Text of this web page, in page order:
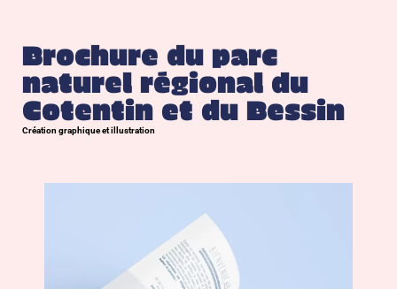
Brochure du parc
naturel régional du
Cotentin et du Bessin
Création graphique et illustration